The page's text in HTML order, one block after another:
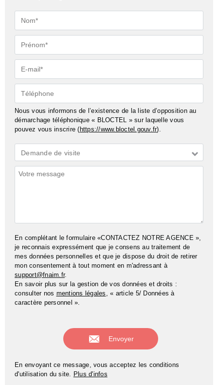
Nom*
Prénom*
E-
mail*
Téléphone
Nous vous informons de l’existence de la liste d’opposition au
démarchage téléphonique « BLOCTEL » sur laquelle vous
pouvez vous inscrire ( https://www.bloctel.gouv.fr).
Demande
*
Demande de visite
Commentaires
En complétant le formulaire «CONTACTEZ NOTRE AGENCE »,
je reconnais expressément que je consens au traitement de
mes données personnelles et que je dispose du droit de retirer
mon consentement à tout moment en m'adressant à
support@fnaim.fr.
En savoir plus sur la gestion de vos données et droits :
consulter nos mentions légales , « article 5/ Données à
caractère personnel ».
En envoyant ce message, vous acceptez les conditions
d'utilisation du site. Plus d'infos